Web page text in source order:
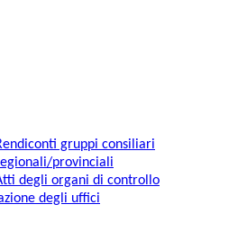
gruppi consiliari
provinciali
degli organi di controllo
degli uffici